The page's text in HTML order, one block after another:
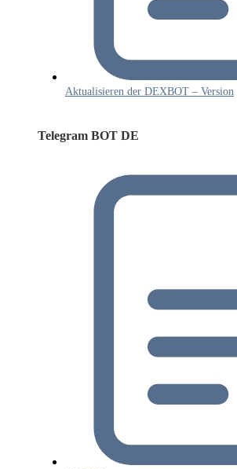
Aktualisieren der DEXBOT – Version
Telegram BOT DE